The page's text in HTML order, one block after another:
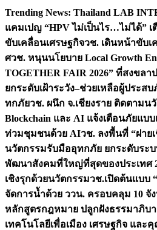
Skip
content
Trending News: Thailand LAB
แคมเปญ “HPV ไม่เป็นไร…ไม่ได้”
ขับเคลื่อนเศรษฐกิจวช. เดินหน้าขับ
ศวช. หนุนนโยบาย Local Growth
TOGETHER FAIR 2026” ที่สงขล
ยกระดับเฝ้าระวัง–ช่วยเหลือผู้ประส
ทกภัยวช. ผนึก จ.เชียงราย ติดตาม
Blockchain และ AI แจ้งเตือนภัยแ
ท่วมชุมชนด้วย AIวช. ลงพื้นที่ “ฝาย
นวัตกรรมรับมืออุทกภัย ยกระดับระ
พัฒนาสังคมที่ใหญ่ที่สุดของประเทศ
เชิงรุกด้วยนวัตกรรมวช.เปิดต้นแบบ
จัดการน้ำด้วย ววน. ครอบคลุม 10 จั
หลักสูตรกฎหมาย ปลูกฝังธรรมาภิบา
เทคโนโลยีเพื่อเมือง เศรษฐกิจ และ